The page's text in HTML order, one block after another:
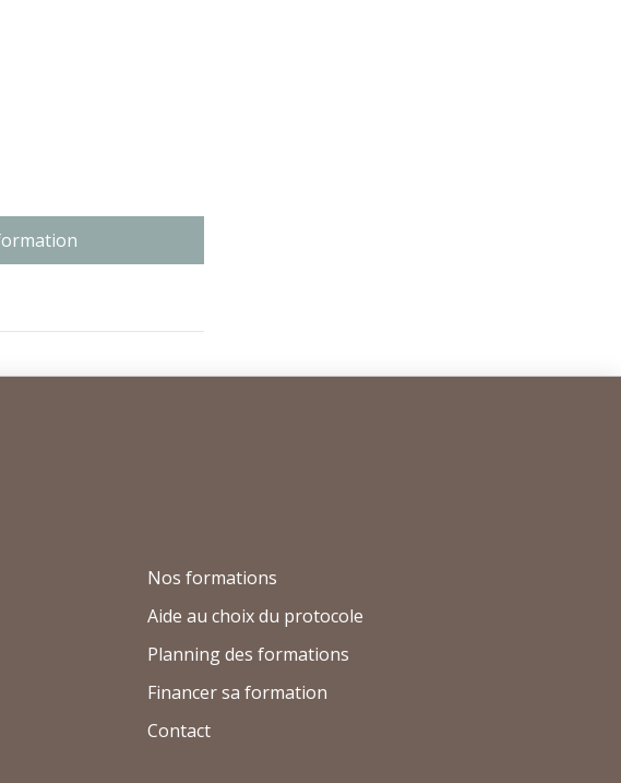
Nos formations
Aide au choix du protocole
Planning des formations
Financer sa formation
Contact